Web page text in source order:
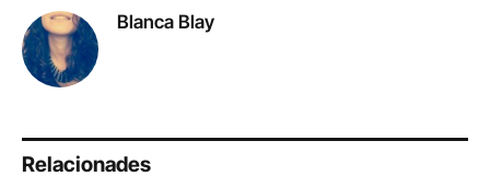
Blanca Blay
Relacionades